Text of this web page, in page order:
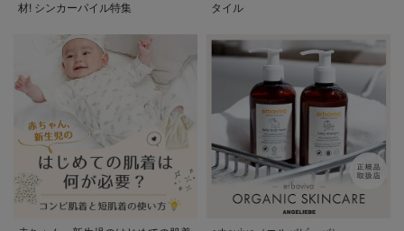
材! シンカーパイル特集
タイル